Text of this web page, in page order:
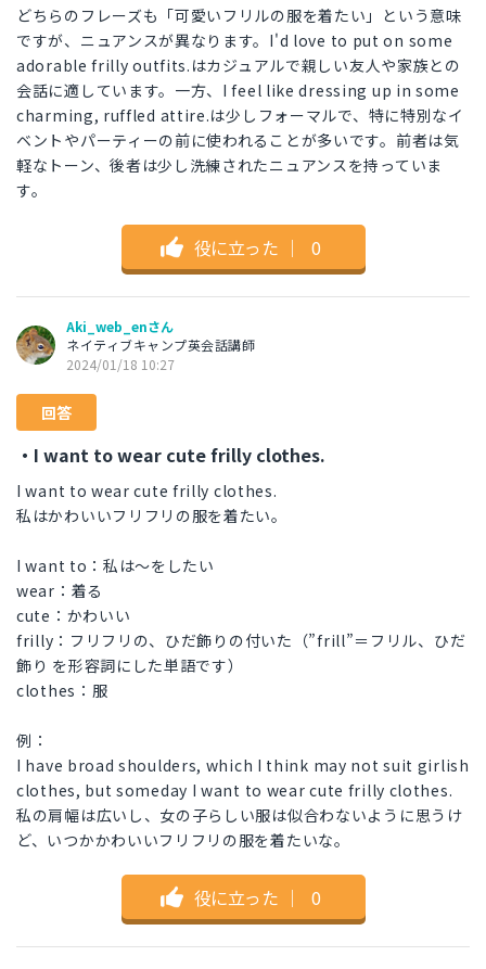
どちらのフレーズも「可愛いフリルの服を着たい」という意味
ですが、ニュアンスが異なります。I'd love to put on some
adorable frilly outfits.はカジュアルで親しい友人や家族との
会話に適しています。一方、I feel like dressing up in some
charming, ruffled attire.は少しフォーマルで、特に特別なイ
ベントやパーティーの前に使われることが多いです。前者は気
軽なトーン、後者は少し洗練されたニュアンスを持っていま
す。
役に立った ｜ 0
Aki_web_enさん
ネイティブキャンプ英会話講師
2024/01/18 10:27
回答
・I want to wear cute frilly clothes.
I want to wear cute frilly clothes.
私はかわいいフリフリの服を着たい。
I want to：私は〜をしたい
wear：着る
cute：かわいい
frilly：フリフリの、ひだ飾りの付いた（”frill”＝フリル、ひだ
飾り を形容詞にした単語です）
clothes：服
例：
I have broad shoulders, which I think may not suit girlish
clothes, but someday I want to wear cute frilly clothes.
私の肩幅は広いし、女の子らしい服は似合わないように思うけ
ど、いつかかわいいフリフリの服を着たいな。
役に立った ｜ 0